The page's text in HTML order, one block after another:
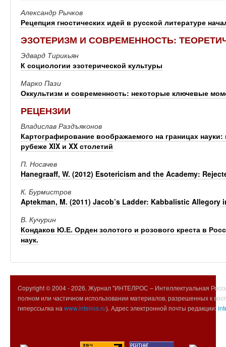
Александр Рычков
Рецепция гностических идей в русской литературе
ЭЗОТЕРИЗМ И СОВРЕМЕННОСТЬ:
Эдвард Тирикьян
К социологии эзотерической культуры
Марко Пази
Оккультизм и современность: некоторые ключевые
РЕЦЕНЗИИ
Владислав Раздъяконов
Картографирование воображаемого на границах
рубеже XIX и XX столетий
П. Носачев
Hanegraaff, W. (2012) Esotericism and the Academy:
К. Бурмистров
Aptekman, M. (2011) Jacob’s Ladder: Kabbalistic Allegory
В. Кучурин
Кондаков Ю.Е. Орден золотого и розового креста в
наук.
Copyright © 2004 -2026. Журнал "ИНТЕЛРОС – Интеллектуальная
полном или частичном использовании материалов, разрешенных к
гиперссылка на www.intelros.ru). Адрес электронной почты редакции: